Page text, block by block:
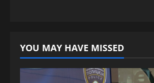
YOU MAY HAVE MISSED